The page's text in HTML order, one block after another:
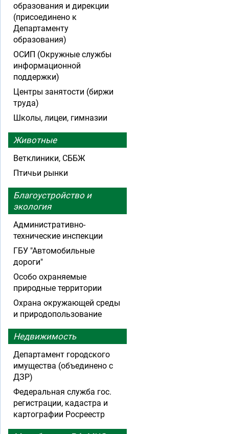
образования и дирекции
(присоединено к
Департаменту
образования)
ОСИП (Окружные службы
информационной
поддержки)
Центры занятости (биржи
труда)
Школы, лицеи, гимназии
Животные
Ветклиники, СББЖ
Птичьи рынки
Благоустройство и
экология
Административно-
технические инспекции
ГБУ "Автомобильные
дороги"
Особо охраняемые
природные территории
Охрана окружающей среды
и природопользование
Недвижимость
Департамент городского
имущества (объединено с
ДЗР)
Федеральная служба гос.
регистрации, кадастра и
картографии Росреестр